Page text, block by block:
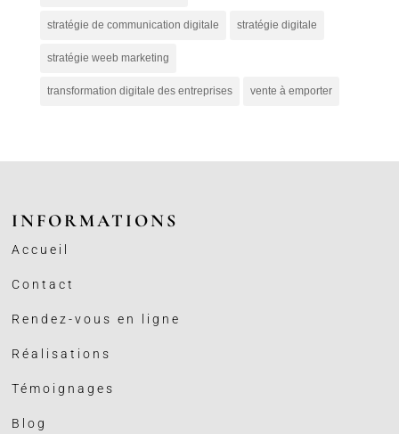
stratégie de communication digitale stratégie digitale
stratégie weeb marketing
transformation digitale des entreprises vente à emporter
INFORMATIONS
Accueil
Contact
Rendez-vous en ligne
Réalisations
Témoignages
Blog